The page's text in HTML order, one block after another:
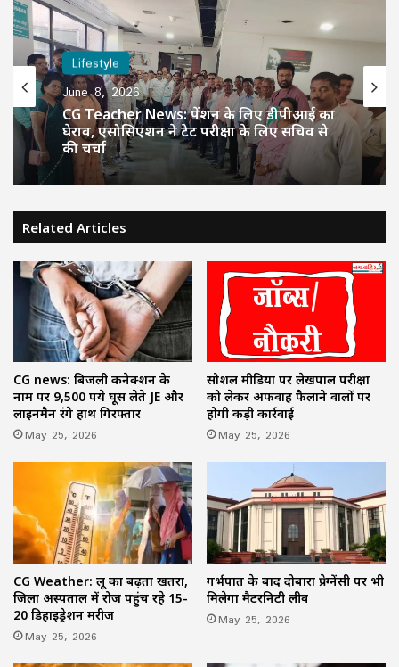
Lifestyle
June 8, 2026
CG Teacher News: पेंशन के लिए डीपीआई का
घेराव, एसोसिएशन ने टेट परीक्षा के लिए सचिव से
की चर्चा
Related Articles
CG news: बिजली कनेक्शन के
नाम पर 9,500 रुपये घूस लेते JE और
लाइनमैन रंगे हाथ गिरफ्तार
May 25, 2026
सोशल मीडिया पर लेखपाल परीक्षा
को लेकर अफवाह फैलाने वालों पर
होगी कड़ी कार्रवाई
May 25, 2026
CG Weather: लू का बढ़ता खतरा,
जिला अस्पताल में रोज पहुंच रहे 15-
20 डिहाइड्रेशन मरीज
May 25, 2026
गर्भपात के बाद दोबारा प्रेग्नेंसी पर भी
मिलेगा मैटरनिटी लीव
May 25, 2026